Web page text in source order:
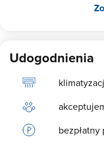
Udogodnienia
bezpłatny